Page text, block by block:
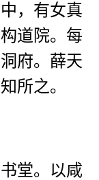
，有女真
道院。每
府。薛天
所之。
堂。以咸